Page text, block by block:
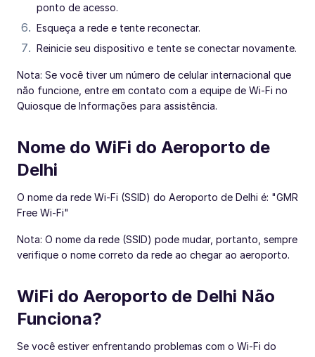
ponto de acesso.
Esqueça a rede e tente reconectar.
Reinicie seu dispositivo e tente se conectar novamente.
Nota: Se você tiver um número de celular internacional que
não funcione, entre em contato com a equipe de Wi-Fi no
Quiosque de Informações para assistência.
Nome do WiFi do Aeroporto de
Delhi
O nome da rede Wi-Fi (SSID) do Aeroporto de Delhi é: "GMR
Free Wi-Fi"
Nota: O nome da rede (SSID) pode mudar, portanto, sempre
verifique o nome correto da rede ao chegar ao aeroporto.
WiFi do Aeroporto de Delhi Não
Funciona?
Se você estiver enfrentando problemas com o Wi-Fi do